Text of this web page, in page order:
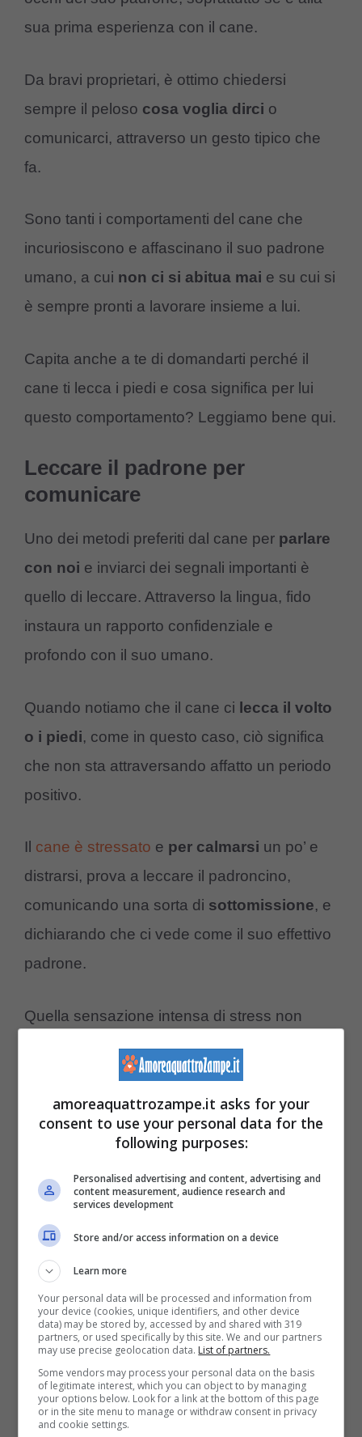
sua prima esperienza con il cane.
Da bravi proprietari, è ottimo chiedersi
sempre il peloso cosa voglia dirci o
comunicarci, attraverso un gesto tipico che
fa.
Sono tanti i comportamenti del cane che
incuriosiscono e affascinano il suo padrone
umano, a cui non ci si abitua mai e su cui si
è sempre pronti a lavorare insieme a lui.
Capita anche a te di domandarti perché il
cane ti lecca i piedi e cosa significa per lui
questo comportamento? Leggiamo bene qui.
Leccare il padrone per
comunicare
Uno dei metodi preferiti dal cane per parlare
con noi e inviarci dei segnali importanti è
quello di leccare. Attraverso la lingua, fido
instaura un rapporto confidenziale e
profondo con il suo umano.
Quando notiamo che il cane ci lecca il volto
o i piedi, come in questo caso, ciò significa
che non sta attraversando affatto un periodo
positivo.
Il cane è stressato e per calmarsi un po’ e
distrarsi, prova a leccare il padroncino,
comunicando una sorta di sottomissione, e
dichiarando che ci vede come il suo effettivo
padrone.
Quella sensazione intensa di stress non
viene tollerata bene dall’animale, il quale
cerca il nostro aiuto, vede in noi una
possibile curae soluzione al suo problema.
Potrebbe interessarti anche:
lecca il viso e le mani del proprietario? La
risposta degli esperti
Fido e il suo
comportamento: cosa fare
Ogni comportamento del cane domestico
non va mai trattato con sufficienza,
soprattutto se non si tratta di episodi isolati,
ma che hanno una continuità compulsiva.
amoreaquattrozampe.it asks for your
consent to use your personal data for the
following purposes:
Personalised advertising and content, advertising and
content measurement, audience research and
services development
Store and/or access information on a device
Learn more
Your personal data will be processed and information from
your device (cookies, unique identifiers, and other device
data) may be stored by, accessed by and shared with 319
partners, or used specifically by this site. We and our partners
may use precise geolocation data. List of partners.
Some vendors may process your personal data on the basis
of legitimate interest, which you can object to by managing
your options below. Look for a link at the bottom of this page
or in the site menu to manage or withdraw consent in privacy
and cookie settings.